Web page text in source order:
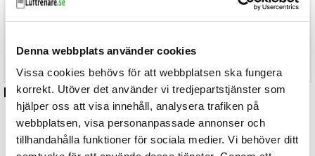
Denna webbplats använder cookies
Vissa cookies behövs för att webbplatsen ska fungera
korrekt. Utöver det använder vi tredjepartstjänster som
hjälper oss att visa innehåll, analysera trafiken på
webbplatsen, visa personanpassade annonser och
tillhandahålla funktioner för sociala medier. Vi behöver ditt
Relaterade artiklar